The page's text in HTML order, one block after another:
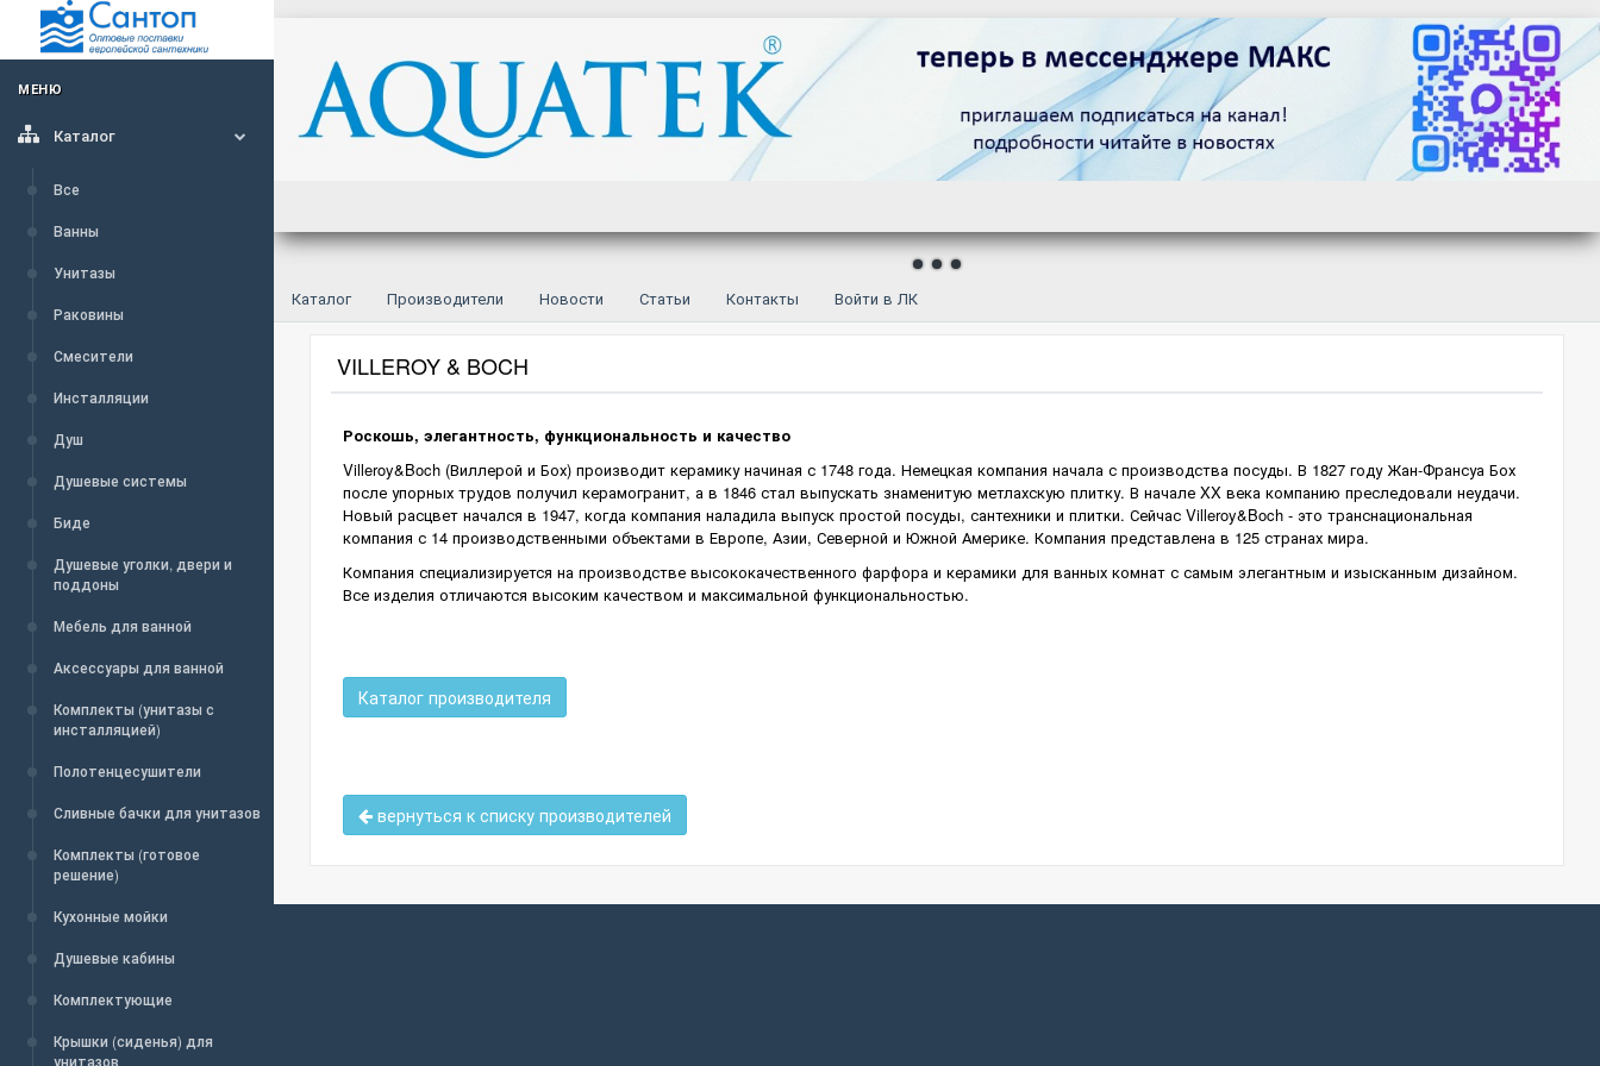
МЕНЮ
Каталог
Все
Ванны
Унитазы
Раковины
Смесители
Инсталляции
Душ
Душевые системы
Биде
Душевые уголки, двери и
поддоны
Мебель для ванной
Аксессуары для ванной
Комплекты (унитазы с
инсталляцией)
Полотенцесушители
Сливные бачки для унитазов
Комплекты (готовое
решение)
Кухонные мойки
Душевые кабины
Комплектующие
Крышки (сиденья) для
унитазов
Каталог Производители Новости Статьи Контакты Войти в ЛК
VILLEROY & BOCH
Роскошь, элегантность, функциональность и качество
Villeroy&Boch (Виллерой и Бох) производит керамику начиная с 1748 года. Немецкая компания начала с производства посуды. В 1827 году Жан-Франсуа Бох
после упорных трудов получил керамогранит, а в 1846 стал выпускать знаменитую метлахскую плитку. В начале XX века компанию преследовали неудачи.
Новый расцвет начался в 1947, когда компания наладила выпуск простой посуды, сантехники и плитки. Сейчас Villeroy&Boch - это транснациональная
компания с 14 производственными объектами в Европе, Азии, Северной и Южной Америке. Компания представлена в 125 странах мира.
Компания специализируется на производстве высококачественного фарфора и керамики для ванных комнат с самым элегантным и изысканным дизайном.
Все изделия отличаются высоким качеством и максимальной функциональностью.
Каталог производителя
вернуться к списку производителей